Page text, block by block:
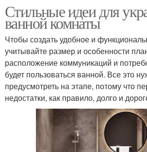
Стильные идеи для
ванной комнаты
Чтобы создать удобное и
учитывайте размер и особенности
расположение коммуникаций и
будет пользоваться ванной. Все это
предусмотреть на этапе, потому что
недостатки, как правило, долго и